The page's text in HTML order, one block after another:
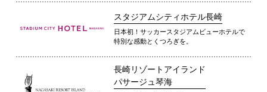
スタジアムシティホテル長崎
日本初！サッカースタジアムビューホテルで
特別な感動とくつろぎを。
長崎リゾートアイランド
パサージュ琴海